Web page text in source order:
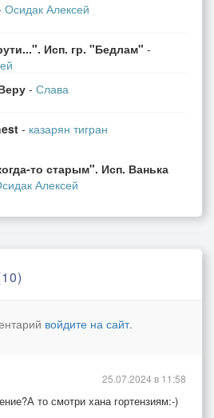
колышет..
живьем зарыты
закрыты..
дверь
зверь..
во веки!
Осидак Алексей
Исп. гр. "Бедлам" -
- Слава
- казарян тигран
то старым". Исп. Ванька
Алексей
войдите на сайт.
то смотри хана гортензиям:-)
25.07.2024 в 11:58